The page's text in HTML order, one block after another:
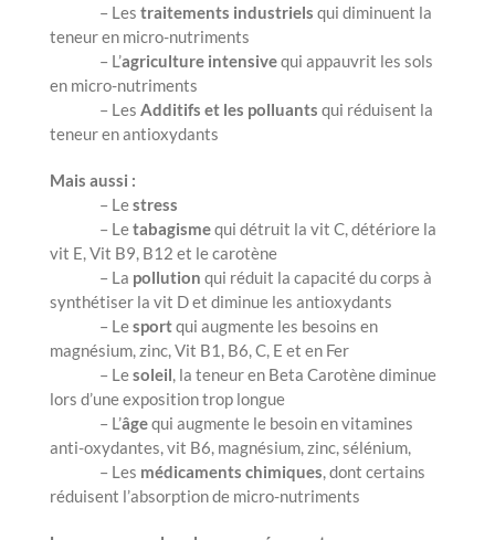
– Les traitements industriels qui diminuent la
teneur en micro-nutriments
– L’agriculture intensivequi appauvrit les sols
en micro-nutriments
– Les Additifs et les polluants qui réduisent la
teneur en antioxydants
Mais aussi :
– Lestress
– Letabagismequi détruit la vit C, détériore la
vit E, Vit B9, B12 et le carotène
– La pollution qui réduit la capacité du corps à
synthétiser la vit D et diminue les antioxydants
– Lesportqui augmente les besoins en
magnésium, zinc, Vit B1, B6, C, E et en Fer
– Lesoleil, la teneur en Beta Carotène diminue
lors d’une exposition trop longue
– L’âgequi augmente le besoin en vitamines
anti-oxydantes, vit B6, magnésium, zinc, sélénium,
– Les médicaments chimiques, dont certains
réduisent l’absorption de micro-nutriments